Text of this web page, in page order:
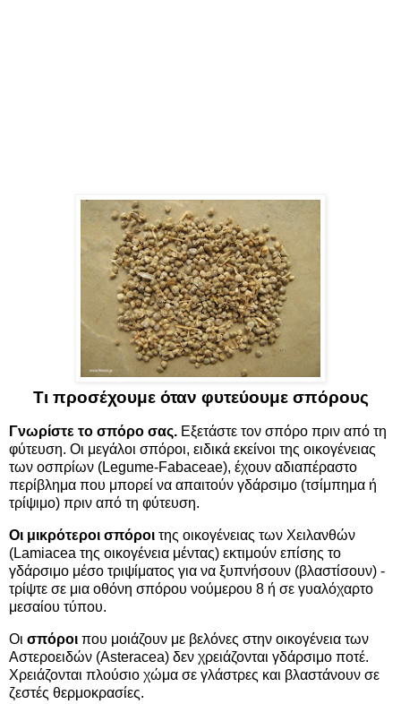
Τι προσέχουμε όταν φυτεύουμε σπόρους
Γνωρίστε το σπόρο σας. Εξετάστε τον σπόρο πριν από τη
φύτευση. Οι μεγάλοι σπόροι, ειδικά εκείνοι της οικογένειας
των οσπρίων (Legume-Fabaceae), έχουν αδιαπέραστο
περίβλημα που μπορεί να απαιτούν γδάρσιμο (τσίμπημα ή
τρίψιμο) πριν από τη φύτευση.
Οι μικρότεροι σπόροι της οικογένειας των Χειλανθών
(Lamiacea της οικογένεια μέντας) εκτιμούν επίσης το
γδάρσιμο μέσο τριψίματος για να ξυπνήσουν (βλαστίσουν) -
τρίψτε σε μια οθόνη σπόρου νούμερου 8 ή σε γυαλόχαρτο
μεσαίου τύπου.
Οι σπόροι που μοιάζουν με βελόνες στην οικογένεια των
Αστεροειδών (Asteracea) δεν χρειάζονται γδάρσιμο ποτέ.
Χρειάζονται πλούσιο χώμα σε γλάστρες και βλαστάνουν σε
ζεστές θερμοκρασίες.